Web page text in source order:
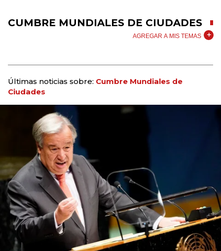
CUMBRE MUNDIALES DE CIUDADES
AGREGAR A MIS TEMAS
Últimas noticias sobre: Cumbre Mundiales de
Ciudades